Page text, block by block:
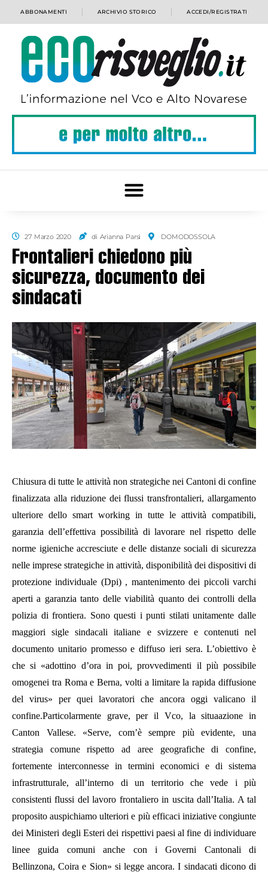
ABBONAMENTI ARCHIVIO STORICO ACCEDI/REGISTRATI
27 Marzo 2020 di Arianna Parsi DOMODOSSOLA
Frontalieri chiedono più
sicurezza, documento dei
sindacati
Chiusura di tutte le attività non strategiche nei Cantoni di confine
finalizzata alla riduzione dei flussi transfrontalieri, allargamento
ulteriore dello smart working in tutte le attività compatibili,
garanzia dell’effettiva possibilità di lavorare nel rispetto delle
norme igieniche accresciute e delle distanze sociali di sicurezza
nelle imprese strategiche in attività, disponibilità dei dispositivi di
protezione individuale (Dpi) , mantenimento dei piccoli varchi
aperti a garanzia tanto delle viabilità quanto dei controlli della
polizia di frontiera. Sono questi i punti stilati unitamente dalle
maggiori sigle sindacali italiane e svizzere e contenuti nel
documento unitario promesso e diffuso ieri sera. L’obiettivo è
che si «adottino d’ora in poi, provvedimenti il più possibile
omogenei tra Roma e Berna, volti a limitare la rapida diffusione
del virus» per quei lavoratori che ancora oggi valicano il
confine.Particolarmente grave, per il Vco, la situaazione in
Canton Vallese. «Serve, com’è sempre più evidente, una
strategia comune rispetto ad aree geografiche di confine,
fortemente interconnesse in termini economici e di sistema
infrastrutturale, all’interno di un territorio che vede i più
consistenti flussi del lavoro frontaliero in uscita dall’Italia. A tal
proposito auspichiamo ulteriori e più efficaci iniziative congiunte
dei Ministeri degli Esteri dei rispettivi paesi al fine di individuare
linee guida comuni anche con i Governi Cantonali di
Bellinzona, Coira e Sion» si legge ancora. I sindacati dicono di